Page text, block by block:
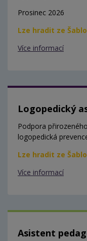
Prosinec 2026
Lze hradit ze
Více informací
Logopedický
Podpora
logopedická
Lze hradit ze
Více informací
Asistent